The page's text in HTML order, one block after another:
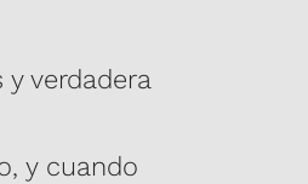
verdadera
y cuando